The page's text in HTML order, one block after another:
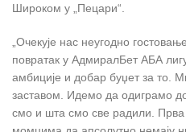
Широком у „Пецари“.
„Очекује нас неугодно
повратак у АдмиралБет АБА
амбиције и добар буџет за то.
заставом. Идемо да одиграмо
смо и шта смо све радили. Прва